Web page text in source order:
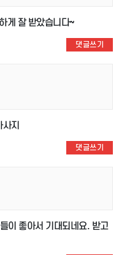
게 잘 받았습니다~
댓글쓰기
사지
댓글쓰기
이 좋아서 기대되네요. 받고